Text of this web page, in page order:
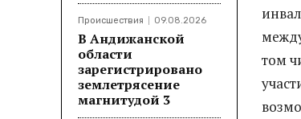
Происшествия 09.08.2026
В Андижанской
области
зарегистрировано
землетрясение
магнитудой 3
том